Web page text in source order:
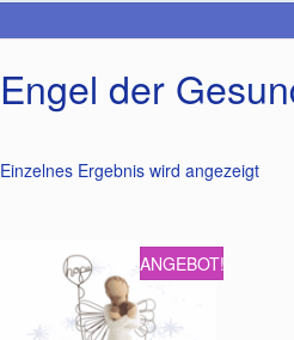
Engel der
Einzelnes Ergebnis wird angezeigt
ANGEBOT!